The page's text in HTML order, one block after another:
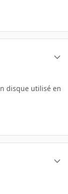
disque utilisé en